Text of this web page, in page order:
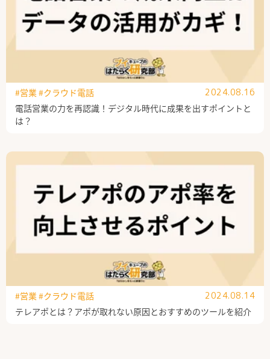
電話営業の力を再認識！デジタル時代に成果を出すポイントと
は？
#営業 #クラウド電話 2024.08.16
テレアポとは？アポが取れない原因とおすすめのツールを紹介
#営業 #クラウド電話 2024.08.14